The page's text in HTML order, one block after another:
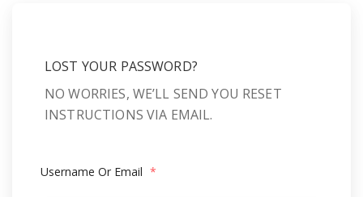
LOST YOUR PASSWORD?
NO WORRIES, WE’LL SEND YOU RESET
INSTRUCTIONS VIA EMAIL.
Username Or Email *